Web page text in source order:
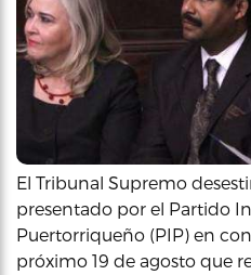
El Tribunal Supremo
presentado por el Partido
Puertorriqueño (PIP) en
próximo 19 de agosto que